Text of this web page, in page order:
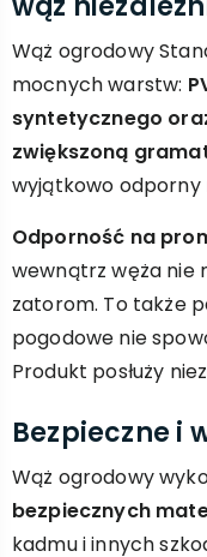
Wąż ogrodowy
mocnych warstw:
syntetycznego
zwiększoną
wyjątkowo odporny
Odporność na
wewnątrz węża nie
zatorom. To także
pogodowe nie
Produkt posłuży
Bezpieczne i
Wąż ogrodowy
bezpiecznych
kadmu i innych